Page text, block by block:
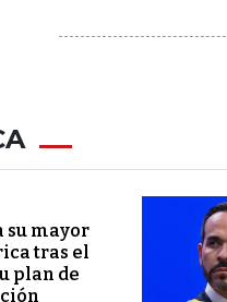
su mayor
tras el
plan de